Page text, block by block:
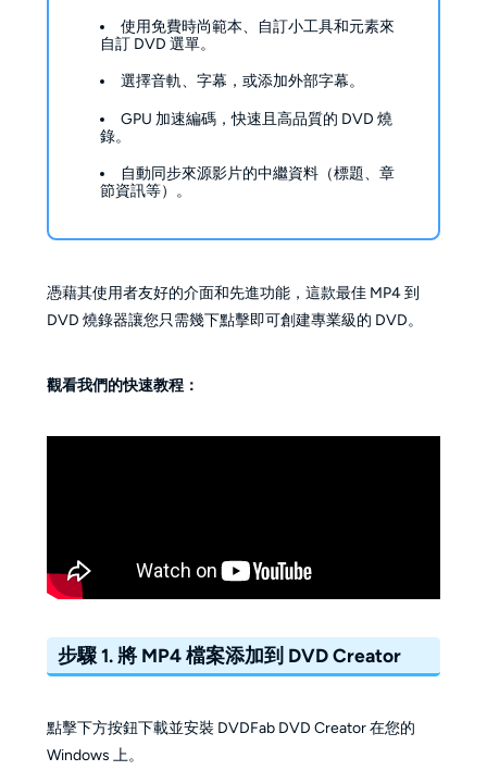
使用免費時尚範本、自訂小工具和元素來
自訂 DVD 選單。
選擇音軌、字幕，或添加外部字幕。
GPU 加速編碼，快速且高品質的 DVD 燒
錄。
自動同步來源影片的中繼資料（標題、章
節資訊等）。
憑藉其使用者友好的介面和先進功能，這款最佳 MP4 到
DVD 燒錄器讓您只需幾下點擊即可創建專業級的 DVD。
觀看我們的快速教程：
步驟 1. 將 MP4 檔案添加到 DVD Creator
點擊下方按鈕下載並安裝 DVDFab DVD Creator 在您的
Windows 上。